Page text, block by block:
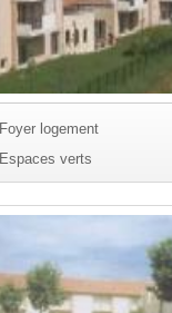
Foyer logement
Espaces verts